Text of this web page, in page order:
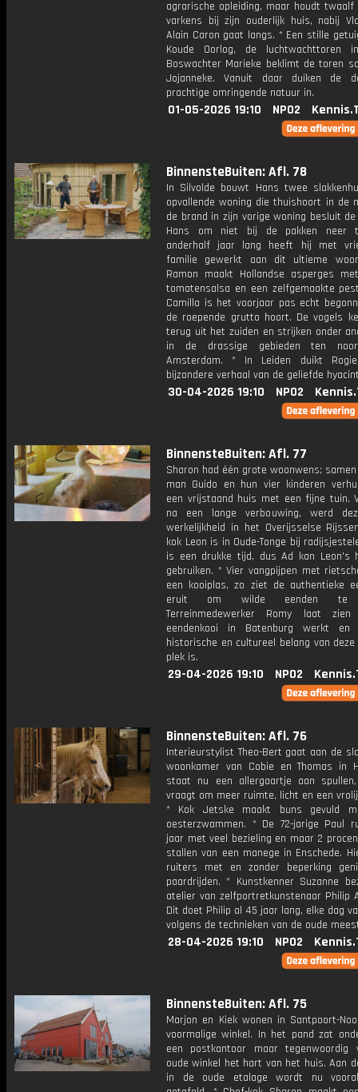
agrarische opleiding, maar houdt twaalf
varkens bij zijn ouderlijk huis, nabij
Alain Caron gaat langs. * Een stille
Koude Oorlog, de luchtwachttoren
Boswachter Marieke beklimt de toren
Jojanneke. Vanuit daar duiken de
prachtige omringende natuur in.
01-05-2026 19:10 NPO2
BinnensteBuiten: Afl. 78
In Silvolde bouwt Hans twee
opvallende woning die thuishoort in de
de brand in zijn vorige woning besluit
Hans om niet bij de pakken neer
anderhalf jaar lang heeft hij met
familie gewerkt aan dit ultieme
Ramon maakt Hollandse asperges
tomatensalsa en een zelfgemaakte
Camilla is het voorjaar pas echt
de roepende grutto hoort. De vogels
terug uit het zuiden en strijken onder
in de drassige gebieden ten
Amsterdam. * In Leiden duikt
bijzondere verhaal van de geliefde
30-04-2026 19:10 NPO2
BinnensteBuiten: Afl. 77
Sharon had één grote woonwens;
man Guido en hun vier kinderen
een vrijstaand huis met een fijne tuin.
na een lange verbouwing, werd
werkelijkheid in het Overijsselse
kok Leon is in Oude-Tonge bij
is een drukke tijd, dus Ad kan Leon's
gebruiken. * Vier vangpijpen met
een kooiplas, zo ziet de authentieke
eruit om wilde eenden te
Terreinmedewerker Romy laat
eendenkooi in Batenburg werkt
historische en cultureel belang van
plek is.
29-04-2026 19:10 NPO2
BinnensteBuiten: Afl. 76
Interieurstylist Theo-Bert gaat aan de
woonkamer van Cobie en Thomas in
staat nu een allergaartje aan
vraagt om meer ruimte, licht en een
* Kok Jetske maakt buns gevuld
oesterzwammen. * De 72-jarige Paul
jaar met veel bezieling en maar 2
stallen van een manege in Enschede.
ruiters met en zonder beperking
paardrijden. * Kunstkenner Suzanne
atelier van zelfportretkunstenaar Philip
Dit doet Philip al 45 jaar lang, elke dag
volgens de technieken van de oude
28-04-2026 19:10 NPO2
BinnensteBuiten: Afl. 75
Marjon en Kiek wonen in Santpoort-
voormalige winkel. In het pand zat
een postkantoor maar tegenwoordig
oude winkel het hart van het huis. Aan
in de oude etalage wordt nu